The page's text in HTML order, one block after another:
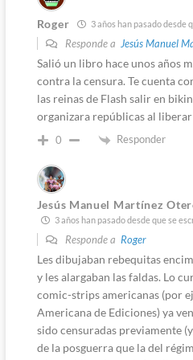
Roger 3 años han pasado desde
Responde a Jesús Manuel
Salió un libro hace unos años
contra la censura. Te cuenta
las reinas de Flash salir en
organizara repúblicas al
0 Responder
Jesús Manuel Martínez
3 años han pasado desde que se
Responde a Roger
Les dibujaban rebequitas
y les alargaban las faldas. Lo
comic-strips americanas (por
Americana de Ediciones) ya
sido censuradas previamente
de la posguerra que la del